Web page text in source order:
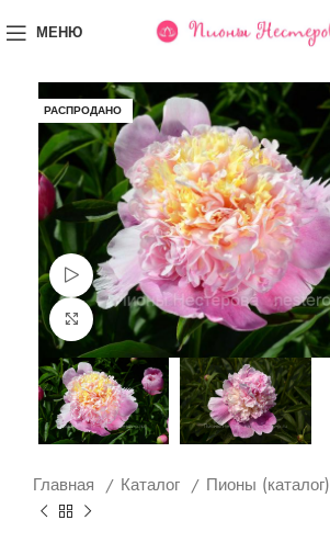
МЕНЮ
РАСПРОДАНО
Просмотр видео
Увеличить
Главная Каталог Пионы (каталог)